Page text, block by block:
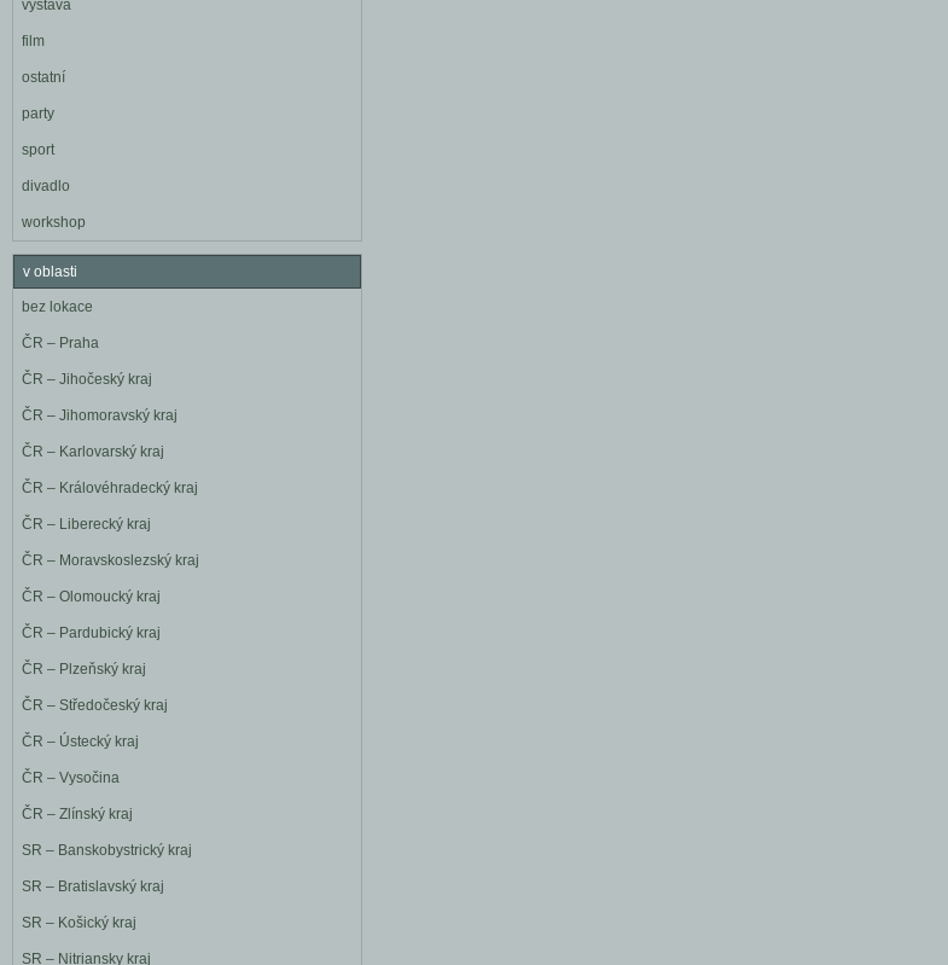
výstava
film
ostatní
party
sport
divadlo
workshop
v oblasti
bez lokace
ČR – Praha
ČR – Jihočeský kraj
ČR – Jihomoravský kraj
ČR – Karlovarský kraj
ČR – Královéhradecký kraj
ČR – Liberecký kraj
ČR – Moravskoslezský kraj
ČR – Olomoucký kraj
ČR – Pardubický kraj
ČR – Plzeňský kraj
ČR – Středočeský kraj
ČR – Ústecký kraj
ČR – Vysočina
ČR – Zlínský kraj
SR – Banskobystrický kraj
SR – Bratislavský kraj
SR – Košický kraj
SR – Nitriansky kraj